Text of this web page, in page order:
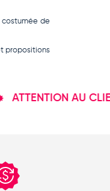
costumée de
propositions
AU CLIENT